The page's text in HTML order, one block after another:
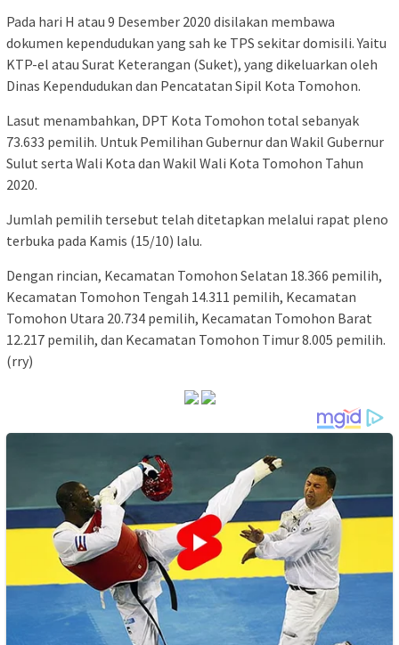
Pada hari H atau 9 Desember 2020 disilakan membawa
dokumen kependudukan yang sah ke TPS sekitar domisili. Yaitu
KTP-el atau Surat Keterangan (Suket), yang dikeluarkan oleh
Dinas Kependudukan dan Pencatatan Sipil Kota Tomohon.
Lasut menambahkan, DPT Kota Tomohon total sebanyak
73.633 pemilih. Untuk Pemilihan Gubernur dan Wakil Gubernur
Sulut serta Wali Kota dan Wakil Wali Kota Tomohon Tahun
2020.
Jumlah pemilih tersebut telah ditetapkan melalui rapat pleno
terbuka pada Kamis (15/10) lalu.
Dengan rincian, Kecamatan Tomohon Selatan 18.366 pemilih,
Kecamatan Tomohon Tengah 14.311 pemilih, Kecamatan
Tomohon Utara 20.734 pemilih, Kecamatan Tomohon Barat
12.217 pemilih, dan Kecamatan Tomohon Timur 8.005 pemilih.
(rry)